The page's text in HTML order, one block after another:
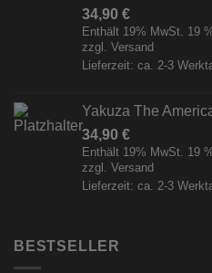
34,90 €
Enthält 19% MwSt. 19
zzgl. Versand
Lieferzeit: ca. 2-3
Yakuza The
34,90 €
Enthält 19% MwSt. 19
zzgl. Versand
Lieferzeit: ca. 2-3
BESTSELLER